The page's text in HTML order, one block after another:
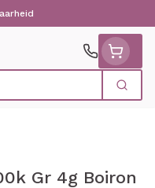
Zoek
Gr 4g Boiron